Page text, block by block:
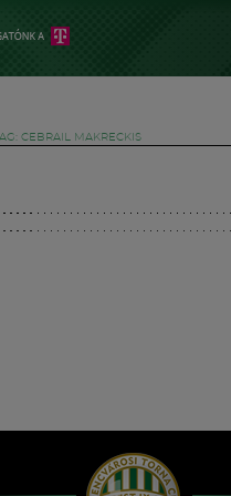
CEBRAIL MAKRECKIS